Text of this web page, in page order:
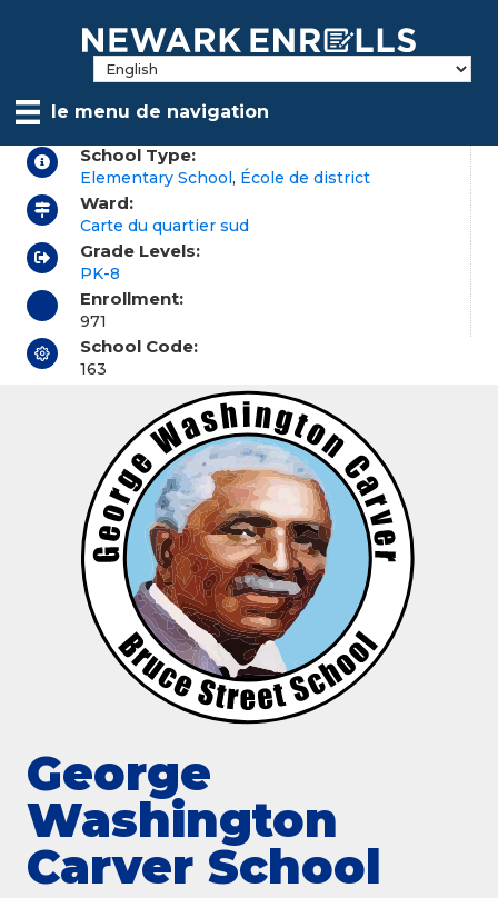
contentle menu de navigation
School Type:
Elementary School, École de district
Ward:
Carte du quartier sud
Grade Levels:
PK-8
Enrollment:
971
School Code:
163
George
Washington
Carver School